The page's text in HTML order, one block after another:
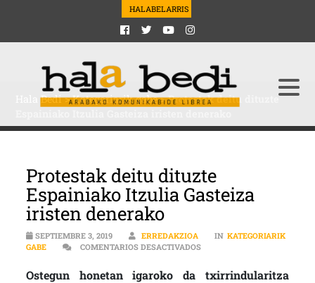
HALABELARRIS
Hala Bedi>Kategoriarik gabe>Protestak deitu dituzte
Protestak deitu dituzte
Espainiako Itzulia Gasteiza
iristen denerako
SEPTIEMBRE 3, 2019 ERREDAKZIOA IN KATEGORIARIK
GABE
COMENTARIOS DESACTIVADOSEN PROTESTAK DEITU
Ostegun honetan igaroko da txirrindularitza